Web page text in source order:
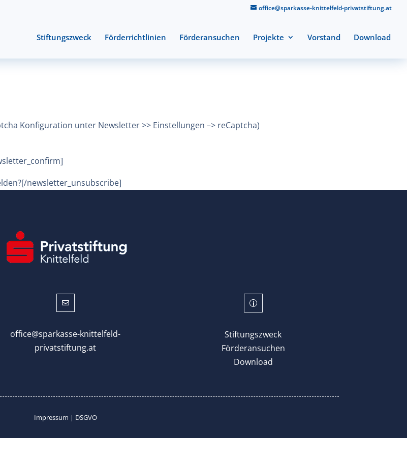
office@sparkasse-knittelfeld-privatstiftung.at
Stiftungszweck Förderrichtlinien Förderansuchen Projekte Vorstand Download
Konfiguration unter Newsletter >> Einstellungen –> reCaptcha)
newsletter_unsubscribe]

office@sparkasse-knittelfeld-
privatstiftung.at
p
Stiftungszweck
Förderansuchen
Download
Impressum | DSGVO